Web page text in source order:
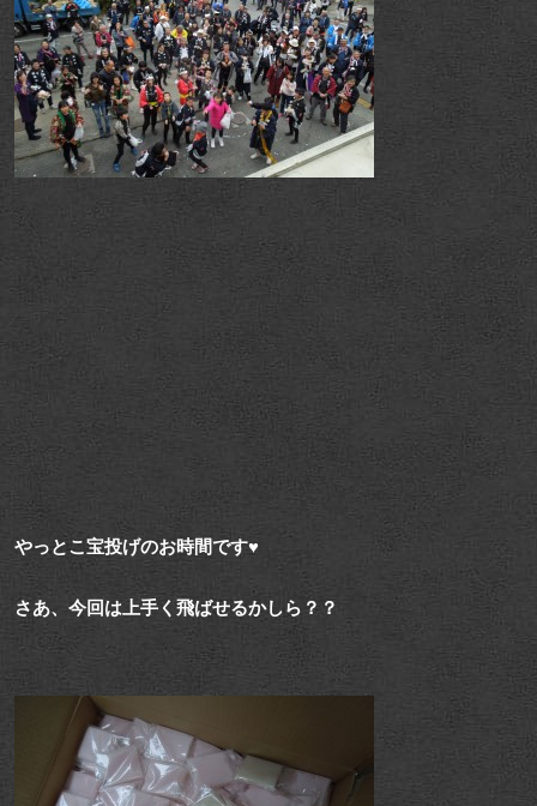
やっとこ宝投げのお時間です♥
さあ、今回は上手く飛ばせるかしら？？